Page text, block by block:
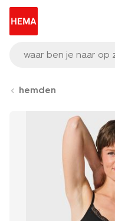
waar ben je naar op
hemden